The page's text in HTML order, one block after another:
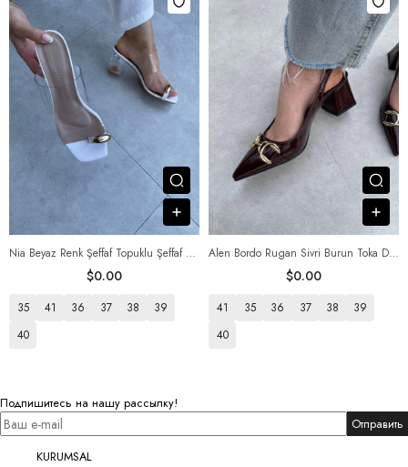
Nia Beyaz Renk Şeffaf Topuklu Şeffaf Bantlı Terlik
$0.00
Посмотреть товар
В корзину
35 41 36 37 38
39
40
Alen Bordo Rugan Sivri Burun Toka Detaylı Kadın Ayakkabısı
$0.00
41 35 36 37 38
39
40
Подпишитесь на нашу рассылку!
Отправить
KURUMSAL